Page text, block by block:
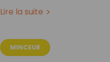
Lire la suite
MINCEUR